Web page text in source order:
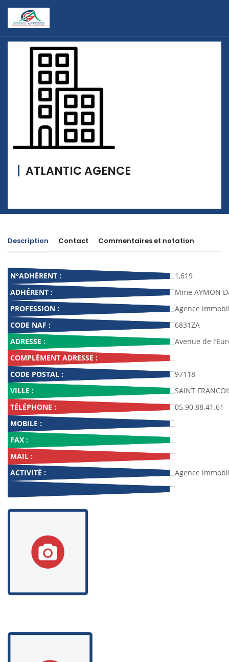
ATLANTIC AGENCE
Description Contact Commentaires et notation
N°ADHÉRENT :
1,619
ADHÉRENT :
Mme AYMON
PROFESSION :
Agence
CODE NAF :
6831ZA
ADRESSE :
Avenue de
COMPLÉMENT ADRESSE :
CODE POSTAL :
97118
VILLE :
SAINT
TÉLÉPHONE :
05.90.88.41.61
MOBILE :
FAX :
MAIL :
ACTIVITÉ :
Agence